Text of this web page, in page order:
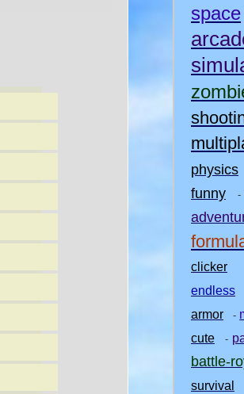
space
physics
funny -
clicker
endless
armor -
cute -
battle-
survival